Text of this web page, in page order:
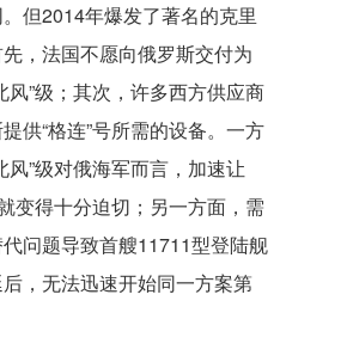
但2014年爆发了著名的克里
，法国不愿向俄罗斯交付为
风”级；其次，许多西方供应商
供“格连”号所需的设备。一方
风”级对俄海军而言，加速让
变得十分迫切；另一方面，需
问题导致首艘11711型登陆舰
，无法迅速开始同一方案第